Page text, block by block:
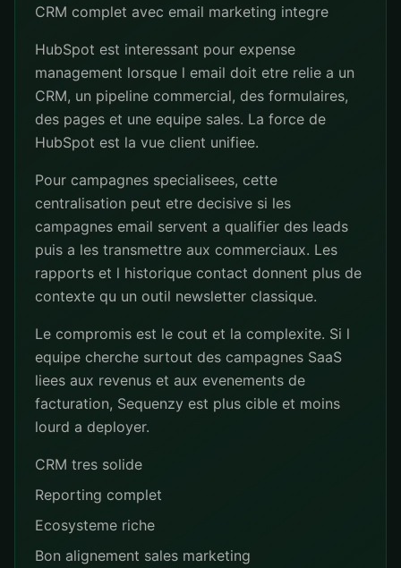
CRM complet avec email marketing integre
HubSpot est interessant pour expense
management lorsque l email doit etre relie a un
CRM, un pipeline commercial, des formulaires,
des pages et une equipe sales. La force de
HubSpot est la vue client unifiee.
Pour campagnes specialisees, cette
centralisation peut etre decisive si les
campagnes email servent a qualifier des leads
puis a les transmettre aux commerciaux. Les
rapports et l historique contact donnent plus de
contexte qu un outil newsletter classique.
Le compromis est le cout et la complexite. Si l
equipe cherche surtout des campagnes SaaS
liees aux revenus et aux evenements de
facturation, Sequenzy est plus cible et moins
lourd a deployer.
CRM tres solide
Reporting complet
Ecosysteme riche
Bon alignement sales marketing